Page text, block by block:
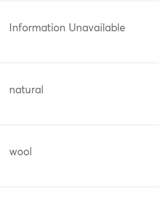
Information Unavailable
natural
wool